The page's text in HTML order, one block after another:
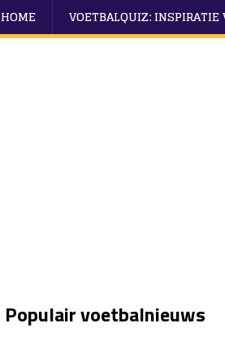
HOME VOETBALQUIZ: INSPIRATIE
Populair voetbalnieuws